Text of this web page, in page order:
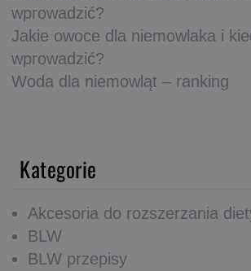
wprowadzić?
Jakie owoce dla niemowlaka i
wprowadzić?
Woda dla niemowląt – ranking
Kategorie
Akcesoria do rozszerzania
BLW
BLW przepisy